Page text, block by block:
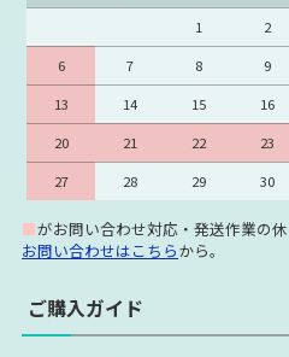
1
2
6
7 8 9
13
14 15 16
20
21 22 23
27
28 29 30
■がお問い合わせ対応・発送作業の
お問い合わせはこちらから。
ご購入ガイド